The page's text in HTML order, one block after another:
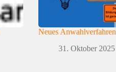
Neues
31. Oktober 2025